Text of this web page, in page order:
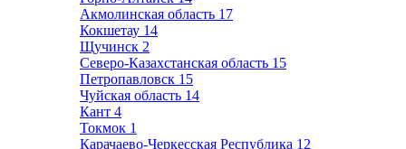
Акмолинская область 17
Кокшетау 14
Щучинск 2
Северо-Казахстанская область 15
Петропавловск 15
Чуйская область 14
Кант 4
Токмок 1
Карачаево-Черкесская Республика 12